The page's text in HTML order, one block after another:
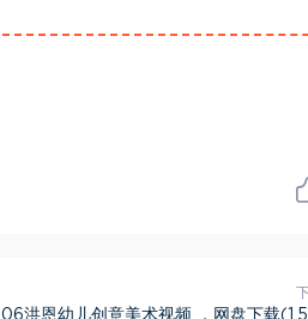
06洪恩幼儿创意美术视频 ，网盘下载